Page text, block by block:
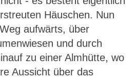
Häuschen. Nun
aufwärts, über
und durch
zu einer Almhütte, wo
Aussicht über das